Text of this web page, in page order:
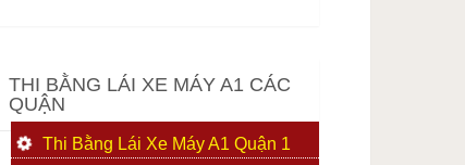
THI BẰNG LÁI XE MÁY A1 CÁC
QUẬN
Thi Bằng Lái Xe Máy A1 Quận 1